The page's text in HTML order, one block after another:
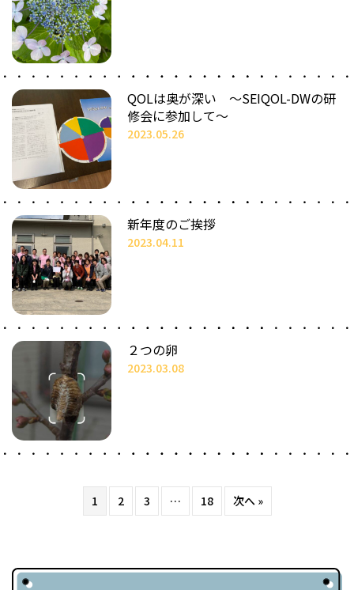
QOLは奥が深い ～SEIQOL-DWの研
修会に参加して～
2023.05.26
新年度のご挨拶
2023.04.11
２つの卵
2023.03.08
1 2 3 … 18 次へ »